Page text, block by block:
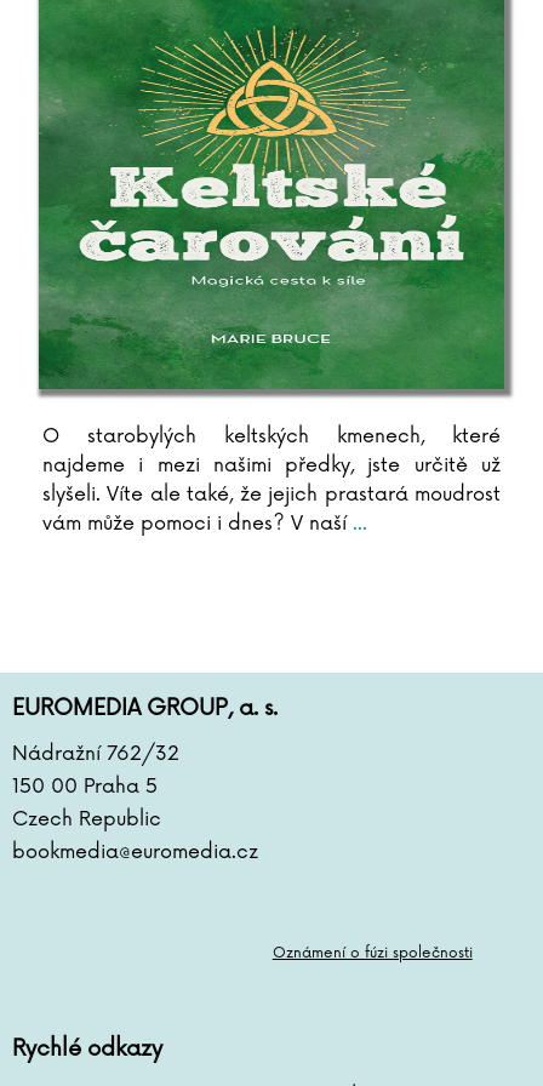
Pavel Soukup
Michal Stalmach
Adrianna Staniszewska
Urszula Staniszewska
Kristýna Staňková
Christiane Steffan
Tanja Steinbach
John Steinbeck
Miloslav Stingl
Bram Stoker
Irving Stone
Martin Stránský
Gard Sveen
Ivana Svitková
Peter Swanson
Dana Syslová
O starobylých keltských kmenech, které
najdeme i mezi našimi předky, jste určitě už
slyšeli. Víte ale také, že jejich prastará moudrost
vám může pomoci i dnes? V naší...
EUROMEDIA GROUP, a. s.
Nádražní 762/32
150 00 Praha 5
Czech Republic
bookmedia@euromedia.cz
Oznámení o fúzi společnosti
Rychlé odkazy